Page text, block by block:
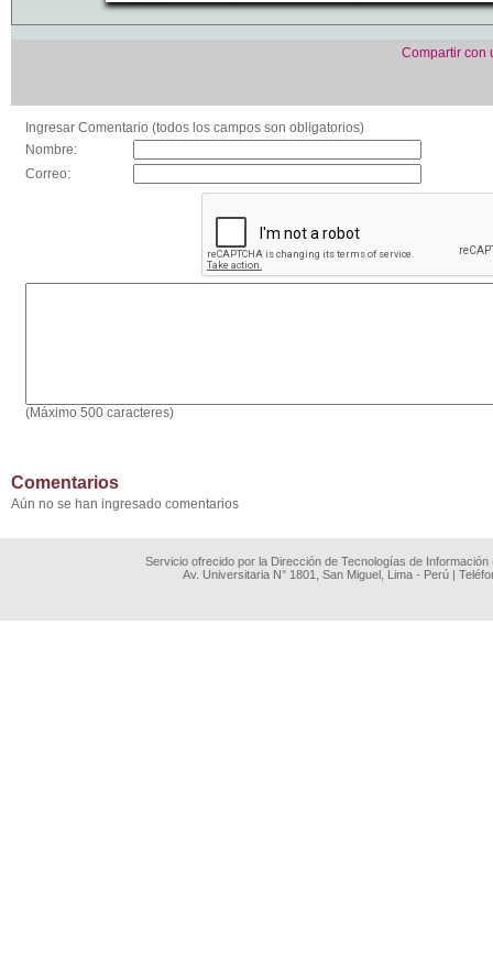
Compartir con
Ingresar Comentario (todos los campos son obligatorios)
Nombre:
Correo:
(Máximo 500 caracteres)
Comentarios
Aún no se han ingresado comentarios
Servicio ofrecido por la Dirección de Tecnologías de
Av. Universitaria N° 1801, San Miguel, Lima - Perú |